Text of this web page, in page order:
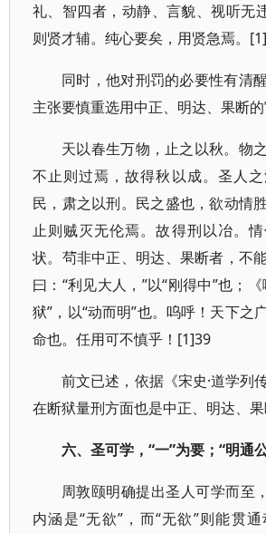
礼、智四者，动静、言貌、视听无
则贤才辅。纯心要矣，用贤急焉。
同时，他对刑罚的必要性有清
主张要慎重选用中正、明达、果断的
天以春生万物，止之以秋。物
不止则过焉，故得秋以成。圣人
民，肃之以刑。民之盛也，欲动情
止则贼灭无伦焉。故得刑以冶。
状。茍非中正、明达、果断者，不
曰：“利见大人，”以“刚得中”也；
狱”，以“动而明”也。呜呼！天下之
命也。任用可不慎乎！[1]39
前文已述，依据《宋史·道学列
在断狱量刑方面也是中正、明达、果
六、圣可学，“一”为要；“明通
周敦颐明确提出圣人可学而至
内涵是“无欲”，而“无欲”则能贯